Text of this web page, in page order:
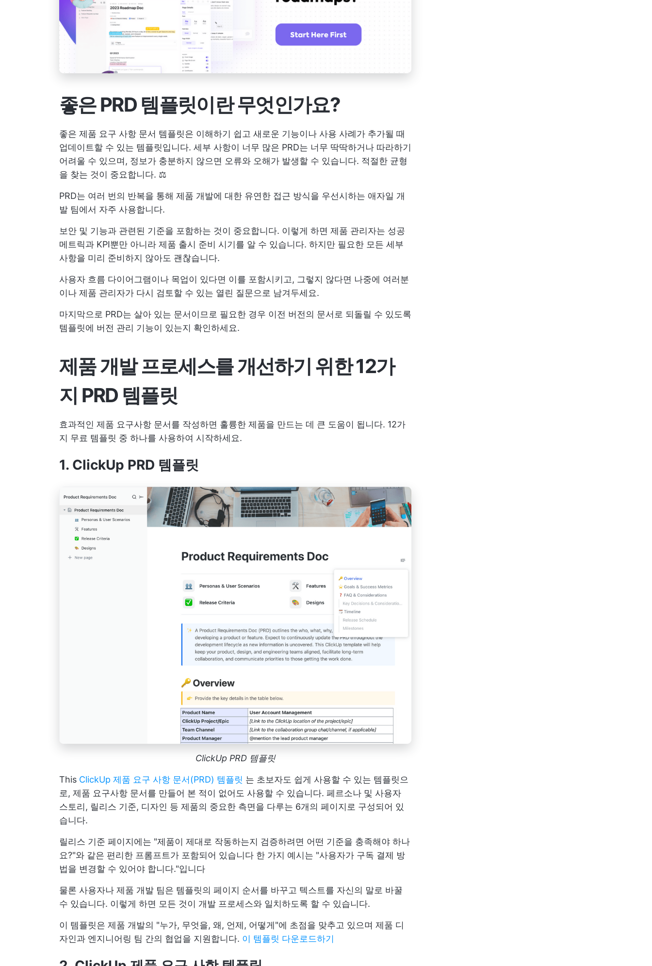
좋은 PRD 템플릿이란 무엇인가요?
좋은 제품 요구 사항 문서 템플릿은 이해하기 쉽고 새로운 기능이나 사용 사례가 추가될 때
업데이트할 수 있는 템플릿입니다. 세부 사항이 너무 많은 PRD는 너무 딱딱하거나 따라하기
어려울 수 있으며, 정보가 충분하지 않으면 오류와 오해가 발생할 수 있습니다. 적절한 균형
을 찾는 것이 중요합니다. ⚖️
PRD는 여러 번의 반복을 통해 제품 개발에 대한 유연한 접근 방식을 우선시하는 애자일 개
발 팀에서 자주 사용합니다.
보안 및 기능과 관련된 기준을 포함하는 것이 중요합니다. 이렇게 하면 제품 관리자는 성공
메트릭과 KPI뿐만 아니라 제품 출시 준비 시기를 알 수 있습니다. 하지만 필요한 모든 세부
사항을 미리 준비하지 않아도 괜찮습니다.
사용자 흐름 다이어그램이나 목업이 있다면 이를 포함시키고, 그렇지 않다면 나중에 여러분
이나 제품 관리자가 다시 검토할 수 있는 열린 질문으로 남겨두세요.
마지막으로 PRD는 살아 있는 문서이므로 필요한 경우 이전 버전의 문서로 되돌릴 수 있도록
템플릿에 버전 관리 기능이 있는지 확인하세요.
제품 개발 프로세스를 개선하기 위한 12가
지 PRD 템플릿
효과적인 제품 요구사항 문서를 작성하면 훌륭한 제품을 만드는 데 큰 도움이 됩니다. 12가
지 무료 템플릿 중 하나를 사용하여 시작하세요.
1. ClickUp PRD 템플릿
ClickUp PRD 템플릿
This ClickUp 제품 요구 사항 문서(PRD) 템플릿 는 초보자도 쉽게 사용할 수 있는 템플릿으
로, 제품 요구사항 문서를 만들어 본 적이 없어도 사용할 수 있습니다. 페르소나 및 사용자
스토리, 릴리스 기준, 디자인 등 제품의 중요한 측면을 다루는 6개의 페이지로 구성되어 있
습니다.
릴리스 기준 페이지에는 "제품이 제대로 작동하는지 검증하려면 어떤 기준을 충족해야 하나
요?"와 같은 편리한 프롬프트가 포함되어 있습니다 한 가지 예시는 "사용자가 구독 결제 방
법을 변경할 수 있어야 합니다."입니다
물론 사용자나 제품 개발 팀은 템플릿의 페이지 순서를 바꾸고 텍스트를 자신의 말로 바꿀
수 있습니다. 이렇게 하면 모든 것이 개발 프로세스와 일치하도록 할 수 있습니다.
이 템플릿은 제품 개발의 "누가, 무엇을, 왜, 언제, 어떻게"에 초점을 맞추고 있으며 제품 디
자인과 엔지니어링 팀 간의 협업을 지원합니다. 이 템플릿 다운로드하기